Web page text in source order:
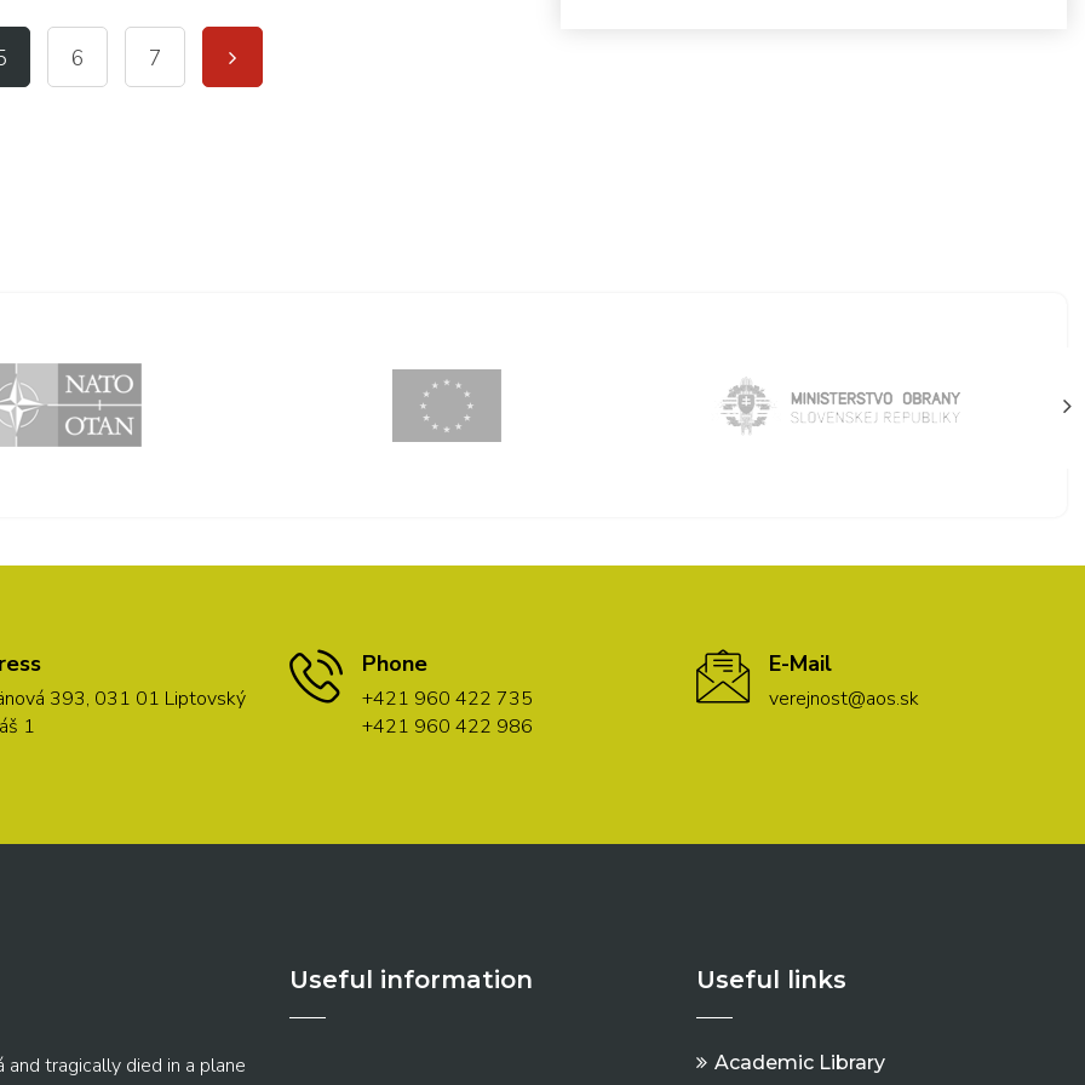
6 7
393, 031 01 Liptovský
1
Phone
+421 960 422 735
+421 960 422 986
E-Mail
verejnost@aos.sk
tragically died in a plane
Useful information Useful links
Academic Library